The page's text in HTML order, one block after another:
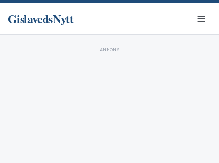
GislavedsNytt
ANNONS